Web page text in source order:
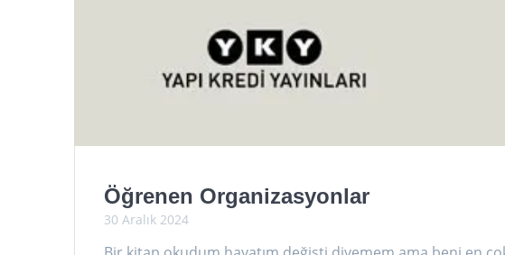
Öğrenen Organizasyonlar
30 Aralık 2024